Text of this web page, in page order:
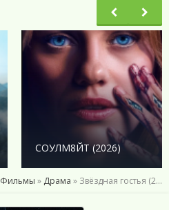
СОУЛМ8ЙТ (2026)
Фильмы » Драма » Звёздная гостья (2017)